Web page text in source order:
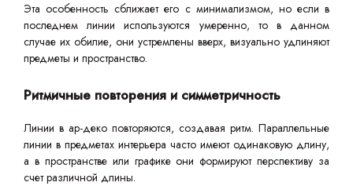
Эта особенность сближает его с минимализмом, но если в
последнем линии используются умеренно, то в данном
случае их обилие, они устремлены вверх, визуально удлиняют
предметы и пространство.
Ритмичные повторения и симметричность
Линии в ар-деко повторяются, создавая ритм. Параллельные
линии в предметах интерьера часто имеют одинаковую длину,
а в пространстве или графике они формируют перспективу за
счет различной длины.